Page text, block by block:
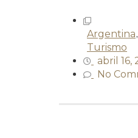
Argentina,
Turismo
abril 16,
No